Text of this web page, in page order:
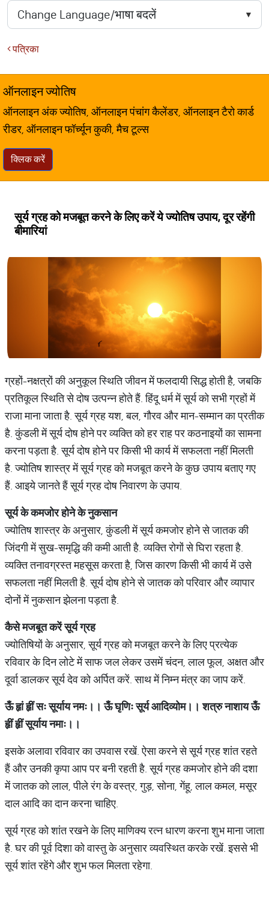
पत्रिका
ऑनलाइन ज्योतिष
ऑनलाइन अंक ज्योतिष, ऑनलाइन पंचांग कैलेंडर, ऑनलाइन टैरो कार्ड
रीडर, ऑनलाइन फॉर्च्यून कुकी, मैच टूल्स
क्लिक करें
सूर्य ग्रह को मजबूत करने के लिए करें ये ज्योतिष उपाय, दूर रहेंगी
बीमारियां
ग्रहों-नक्षत्रों की अनुकूल स्थिति जीवन में फलदायी सिद्ध होती है, जबकि
प्रतिकूल स्थिति से दोष उत्पन्न होते हैं. हिंदू धर्म में सूर्य को सभी ग्रहों में
राजा माना जाता है. सूर्य ग्रह यश, बल, गौरव और मान-सम्मान का प्रतीक
है. कुंडली में सूर्य दोष होने पर व्यक्ति को हर राह पर कठनाइयों का सामना
करना पड़ता है. सूर्य दोष होने पर किसी भी कार्य में सफलता नहीं मिलती
है. ज्योतिष शास्त्र में सूर्य ग्रह को मजबूत करने के कुछ उपाय बताए गए
हैं. आइये जानते हैं सूर्य ग्रह दोष निवारण के उपाय.
सूर्य के कमजोर होने के नुकसान
ज्योतिष शास्त्र के अनुसार, कुंडली में सूर्य कमजोर होने से जातक की
जिंदगी में सुख-समृद्धि की कमी आती है. व्यक्ति रोगों से घिरा रहता है.
व्यक्ति तनावग्रस्त महसूस करता है, जिस कारण किसी भी कार्य में उसे
सफलता नहीं मिलती है. सूर्य दोष होने से जातक को परिवार और व्यापार
दोनों में नुकसान झेलना पड़ता है.
कैसे मजबूत करें सूर्य ग्रह
ज्योतिषियों के अनुसार, सूर्य ग्रह को मजबूत करने के लिए प्रत्येक
रविवार के दिन लोटे में साफ जल लेकर उसमें चंदन, लाल फूल, अक्षत और
दूर्वा डालकर सूर्य देव को अर्पित करें. साथ में निम्न मंत्र का जाप करें.
ऊँ हृां हृीं सः सूर्याय नमः।। ऊँ घृणिः सूर्य आदिव्योम।। शत्रु नाशाय ऊँ
हृीं हृीं सूर्याय नमाः।।
इसके अलावा रविवार का उपवास रखें. ऐसा करने से सूर्य ग्रह शांत रहते
हैं और उनकी कृपा आप पर बनी रहती है. सूर्य ग्रह कमजोर होने की दशा
में जातक को लाल, पीले रंग के वस्त्र, गुड़, सोना, गेंहू, लाल कमल, मसूर
दाल आदि का दान करना चाहिए.
सूर्य ग्रह को शांत रखने के लिए माणिक्य रत्न धारण करना शुभ माना जाता
है. घर की पूर्व दिशा को वास्तु के अनुसार व्यवस्थित करके रखें. इससे भी
सूर्य शांत रहेंगे और शुभ फल मिलता रहेगा.